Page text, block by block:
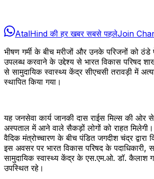
AtalHind की हर खबर सबसे पहलेJoin
भीषण गर्मी के बीच मरीजों और उनके परिजनों को
उपलब्ध करवाने के उद्देश्य से भारत विकास परिषद
से सामुदायिक स्वास्थ्य केंद्र सीएचसी तरावड़ी में
स्थापित किया गया।
यह जनसेवा कार्य जानकी दास राईस मिल्स की ओर
अस्पताल में आने वाले सैकड़ों लोगों को राहत
वैदिक मंत्रोच्चारण के बीच पंडित जगदीश चंद्र द्वारा
इस अवसर पर भारत विकास परिषद के पदाधिकारी,
सामुदायिक स्वास्थ्य केंद्र के एस.एम.ओ. डॉ. कैलाश
उपस्थित रहे।